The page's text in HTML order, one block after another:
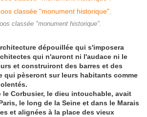
classée "monument historique".
dépouillée qui s'imposera
qui n'auront ni l'audace ni le
et construiront des barres et des
qui pèseront sur leurs habitants comme
le Corbusier, le dieu intouchable, avait
le long de la Seine et dans le Marais
et alignées à la place des vieux